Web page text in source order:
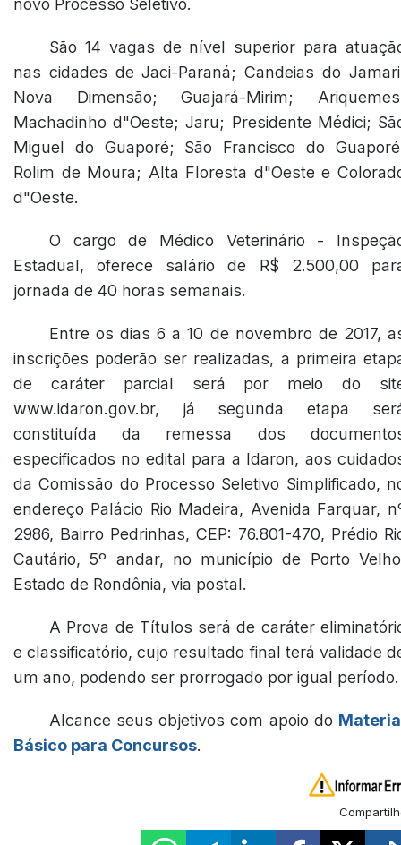
novo Processo Seletivo.
São 14 vagas de nível superior para
nas cidades de Jaci-Paraná; Candeias do
Nova Dimensão; Guajará-Mirim;
Machadinho d"Oeste; Jaru; Presidente Médici;
Miguel do Guaporé; São Francisco do
Rolim de Moura; Alta Floresta d"Oeste e
d"Oeste.
O cargo de Médico Veterinário -
Estadual, oferece salário de R$ 2.500,00
jornada de 40 horas semanais.
Entre os dias 6 a 10 de novembro de 2017,
inscrições poderão ser realizadas, a primeira
de caráter parcial será por meio do
www.idaron.gov.br, já segunda etapa
constituída da remessa dos
especificados no edital para a Idaron, aos
da Comissão do Processo Seletivo Simplificado,
endereço Palácio Rio Madeira, Avenida Farquar,
2986, Bairro Pedrinhas, CEP: 76.801-470, Prédio
Cautário, 5º andar, no município de Porto
Estado de Rondônia, via postal.
A Prova de Títulos será de caráter
e classificatório, cujo resultado final terá validade
um ano, podendo ser prorrogado por igual período.
Alcance seus objetivos com apoio do
Básico para Concursos.